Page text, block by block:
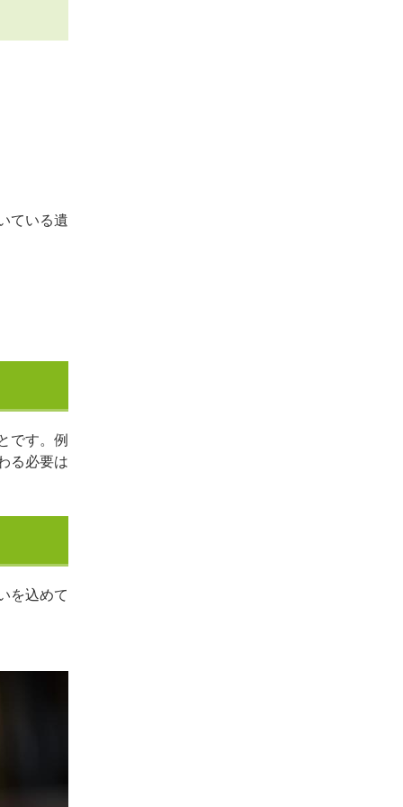
ている遺
です。例
る必要は
を込めて